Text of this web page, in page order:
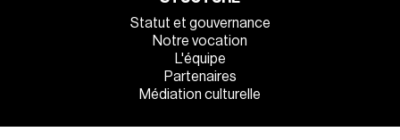
Statut et gouvernance
Notre vocation
L'équipe
Partenaires
Médiation culturelle